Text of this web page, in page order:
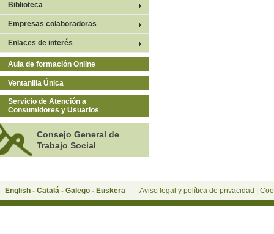
Biblioteca
Empresas colaboradoras
Enlaces de interés
Aula de formación Online
Ventanilla Única
Servicio de Atención a
Consumidores y Usuarios
Consejo General de
Trabajo Social
English - Catalá - Galego - Euskera Aviso legal y política de privacidad